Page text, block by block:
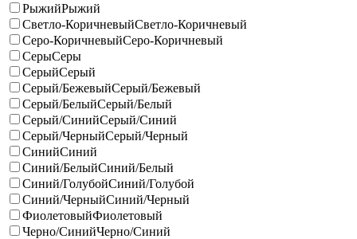
РыжийРыжий
Светло-КоричневыйСветло-Коричневый
Серо-КоричневыйСеро-Коричневый
СерыСеры
СерыйСерый
Серый/БежевыйСерый/Бежевый
Серый/БелыйСерый/Белый
Серый/СинийСерый/Синий
Серый/ЧерныйСерый/Черный
СинийСиний
Синий/БелыйСиний/Белый
Синий/ГолубойСиний/Голубой
Синий/ЧерныйСиний/Черный
ФиолетовыйФиолетовый
Черно/СинийЧерно/Синий